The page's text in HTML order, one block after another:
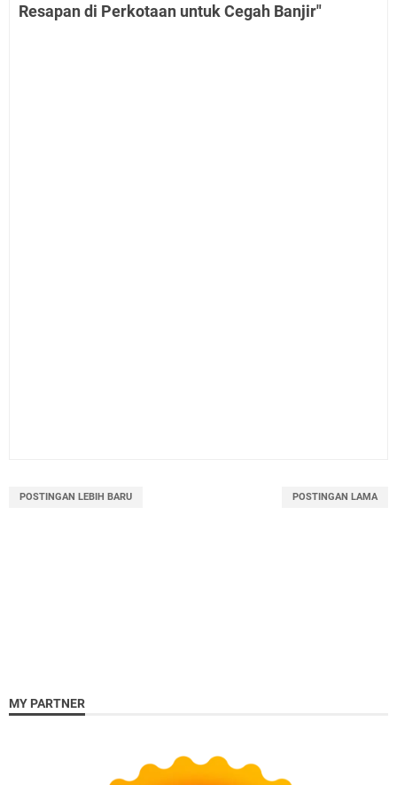
Resapan di Perkotaan untuk Cegah Banjir"
POSTINGAN LEBIH BARU POSTINGAN LAMA
MY PARTNER